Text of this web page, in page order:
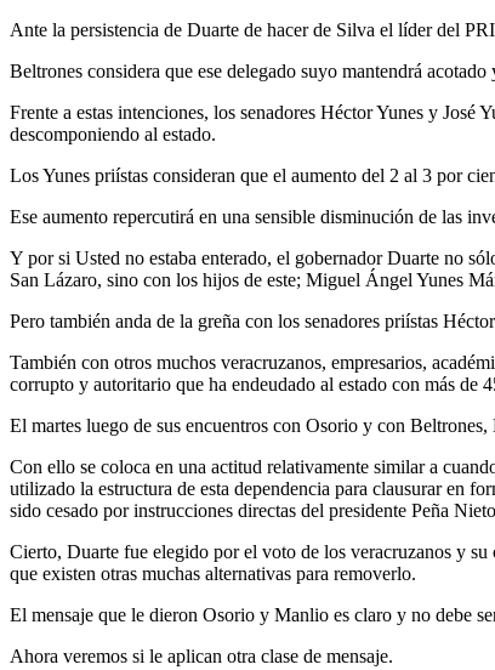
Ante la persistencia de Duarte de hacer de Silva el líder del
Beltrones considera que ese delegado suyo mantendrá
Frente a estas intenciones, los senadores Héctor Yunes y
descomponiendo al estado.
Los Yunes priístas consideran que el aumento del 2 al 3 por
Ese aumento repercutirá en una sensible disminución de las
Y por si Usted no estaba enterado, el gobernador Duarte no
San Lázaro, sino con los hijos de este; Miguel Ángel Yunes
Pero también anda de la greña con los senadores priístas
También con otros muchos veracruzanos, empresarios,
corrupto y autoritario que ha endeudado al estado con más de
El martes luego de sus encuentros con Osorio y con
Con ello se coloca en una actitud relativamente similar a
utilizado la estructura de esta dependencia para clausurar en
sido cesado por instrucciones directas del presidente Peña
Cierto, Duarte fue elegido por el voto de los veracruzanos y
que existen otras muchas alternativas para removerlo.
El mensaje que le dieron Osorio y Manlio es claro y no debe
Ahora veremos si le aplican otra clase de mensaje.